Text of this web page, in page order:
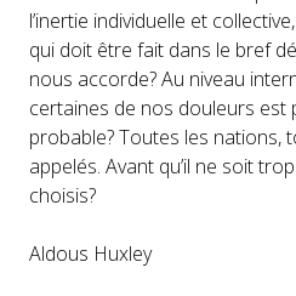
l’inertie individuelle et
qui doit être fait dans le bref
nous accorde? Au niveau
certaines de nos douleurs est
probable? Toutes les nations,
appelés. Avant qu’il ne soit
choisis?
Aldous Huxley